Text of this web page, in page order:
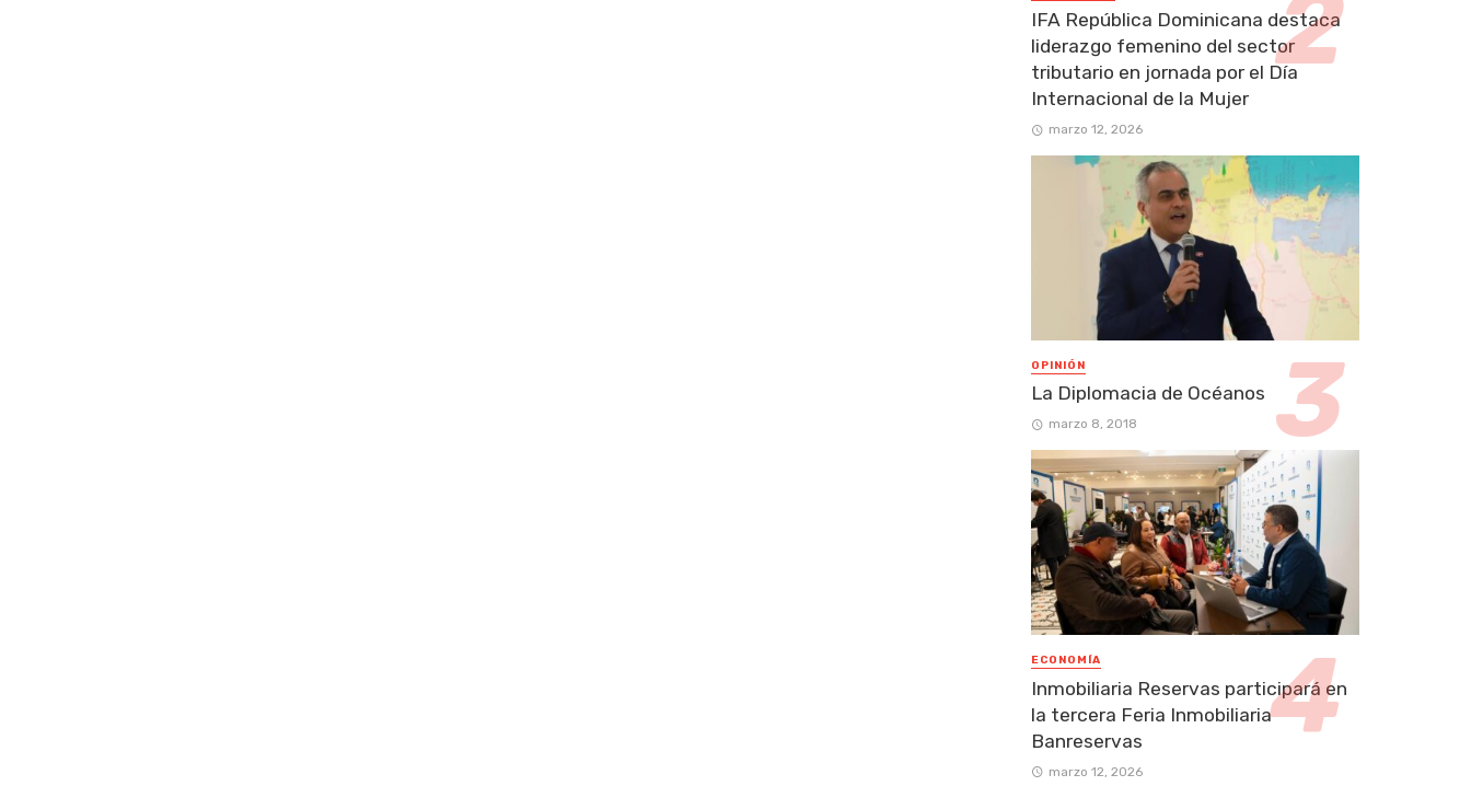
IFA República Dominicana destaca
liderazgo femenino del sector
tributario en jornada por el Día
Internacional de la Mujer
marzo 12, 2026
OPINIÓN
La Diplomacia de Océanos
marzo 8, 2018
ECONOMÍA
Inmobiliaria Reservas participará en
la tercera Feria Inmobiliaria
Banreservas
marzo 12, 2026